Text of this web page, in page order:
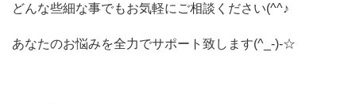
どんな些細な事でもお気軽にご相談ください(^^♪
あなたのお悩みを全力でサポート致します(^_-)-☆